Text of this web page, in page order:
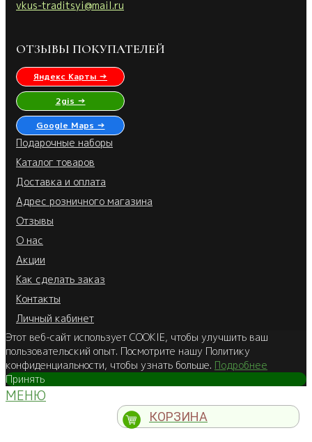
vkus-traditsyi@mail.ru
ОТЗЫВЫ ПОКУПАТЕЛЕЙ
Яндекс Карты →
2gis →
Google Maps →
Подарочные наборы
Каталог товаров
Доставка и оплата
Адрес розничного магазина
Отзывы
О нас
Акции
Как сделать заказ
Контакты
Личный кабинет
Этот веб-сайт использует COOKIE, чтобы улучшить ваш
пользовательский опыт. Посмотрите нашу Политику
конфиденциальности, чтобы узнать больше. Подробнее
Принять
МЕНЮ
КОРЗИНА